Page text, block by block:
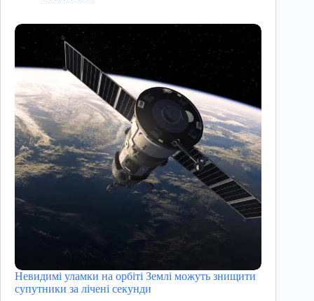
Невидимі уламки на орбіті Землі можуть знищити
супутники за лічені секунди